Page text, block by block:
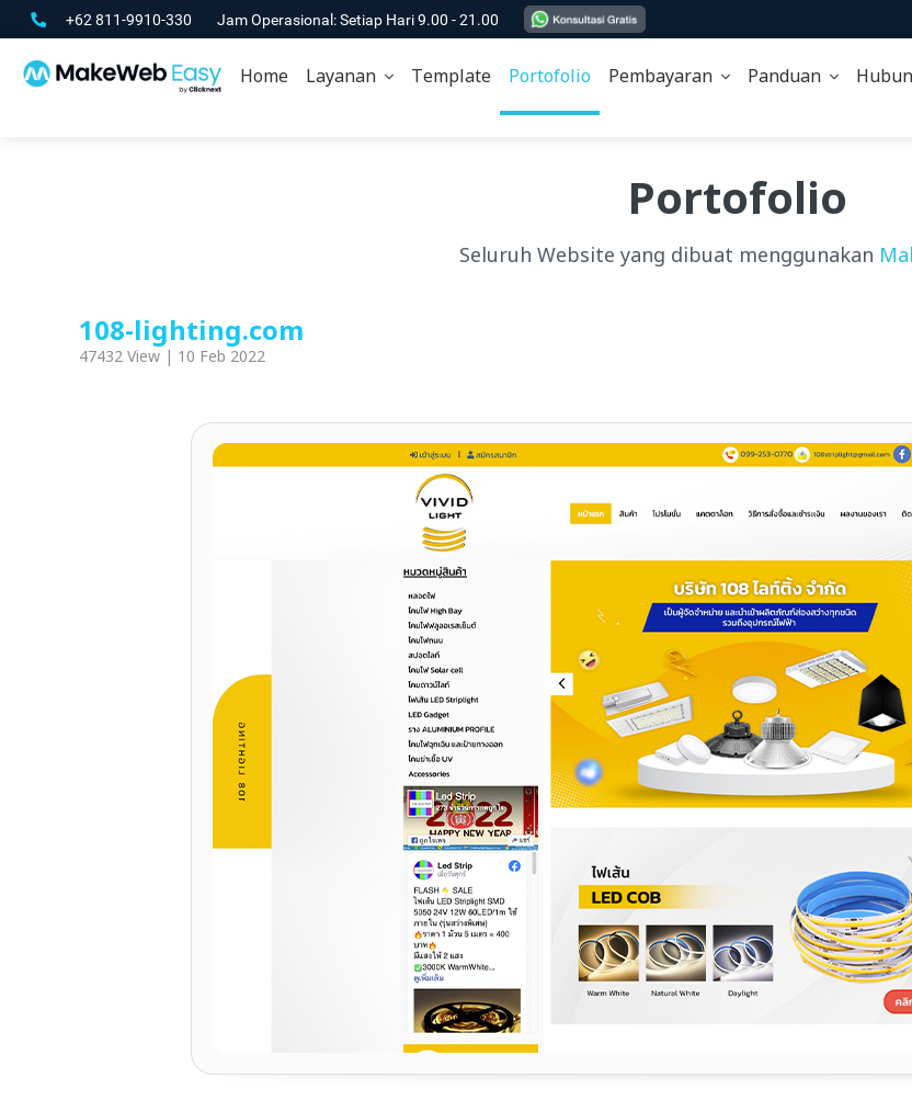
+62 811-9910-330 Jam Operasional: Setiap Hari 9.00 - 21.00
Home Layanan Template Portofolio Pembayaran Panduan
Portofolio
Seluruh Website yang dibuat menggunakan
108-lighting.com
47432 View | 10 Feb 2022